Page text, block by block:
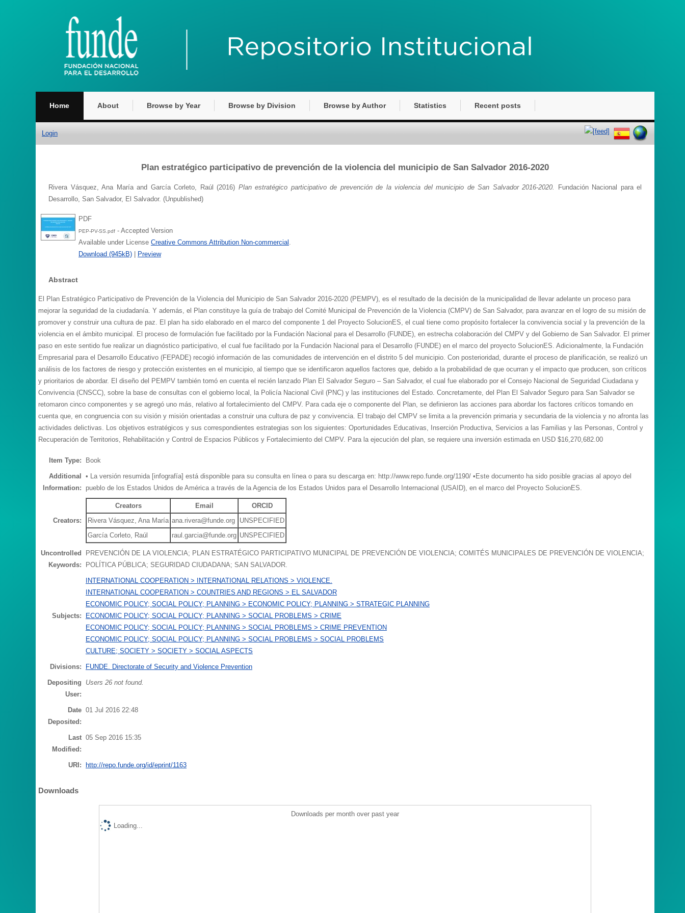
Home About Browse by Year Browse by Division Browse by Author Statistics Recent posts
Login
Plan estratégico participativo de prevención de la violencia del municipio de San Salvador 2016-2020
Rivera Vásquez, Ana Maríaand García Corleto, Raúl (2016) Plan estratégico participativo de prevención de la violencia del municipio de San Salvador 2016-2020.
Fundación Nacional para el
Desarrollo, San Salvador, El Salvador. (Unpublished)
PDF
PEP-PV-SS.pdf - Accepted Version
Available under License Creative Commons Attribution Non-commercial
Download (945kB) | Preview
Abstract
El Plan Estratégico Participativo de Prevención de la Violencia del Municipio de San Salvador 2016-2020 (PEMPV), es el resultado de la decisión de la municipalidad de llevar adelante un proceso para
mejorar la seguridad de la ciudadanía. Y además, el Plan constituye la guía de trabajo del Comité Municipal de Prevención de la Violencia (CMPV) de San Salvador, para avanzar en el logro de su misión de
promover y construir una cultura de paz. El plan ha sido elaborado en el marco del componente 1 del Proyecto SolucionES, el cual tiene como propósito fortalecer la convivencia social y la prevención de la
violencia en el ámbito municipal. El proceso de formulación fue facilitado por la Fundación Nacional para el Desarrollo (FUNDE), en estrecha colaboración del CMPV y del Gobierno de San Salvador. El primer
paso en este sentido fue realizar un diagnóstico participativo, el cual fue facilitado por la Fundación Nacional para el Desarrollo (FUNDE) en el marco del proyecto SolucionES. Adicionalmente, la Fundación
Empresarial para el Desarrollo Educativo (FEPADE) recogió información de las comunidades de intervención en el distrito 5 del municipio. Con posterioridad, durante el proceso de planificación, se realizó un
análisis de los factores de riesgo y protección existentes en el municipio, al tiempo que se identificaron aquellos factores que, debido a la probabilidad de que ocurran y el impacto que producen, son críticos
y prioritarios de abordar. El diseño del PEMPV también tomó en cuenta el recién lanzado Plan El Salvador Seguro – San Salvador, el cual fue elaborado por el Consejo Nacional de Seguridad Ciudadana y
Convivencia (CNSCC), sobre la base de consultas con el gobierno local, la Policía Nacional Civil (PNC) y las instituciones del Estado. Concretamente, del Plan El Salvador Seguro para San Salvador se
retomaron cinco componentes y se agregó uno más, relativo al fortalecimiento del CMPV. Para cada eje o componente del Plan, se definieron las acciones para abordar los factores críticos tomando en
cuenta que, en congruencia con su visión y misión orientadas a construir una cultura de paz y convivencia. El trabajo del CMPV se limita a la prevención primaria y secundaria de la violencia y no afronta las
actividades delictivas. Los objetivos estratégicos y sus correspondientes estrategias son los siguientes: Oportunidades Educativas, Inserción Productiva, Servicios a las Familias y las Personas, Control y
Recuperación de Territorios, Rehabilitación y Control de Espacios Públicos y Fortalecimiento del CMPV. Para la ejecución del plan, se requiere una inversión estimada en USD $16,270,682.00
Item Type: Book
Additional
Information:
• La versión resumida [infografía] está disponible para su consulta en línea o para su descarga en: http://www.repo.funde.org/1190/ •Este documento ha sido posible gracias al apoyo del
pueblo de los Estados Unidos de América a través de la Agencia de los Estados Unidos para el Desarrollo Internacional (USAID), en el marco del Proyecto SolucionES.
Creators:
Creators Email
ORCID
Rivera Vásquez, Ana María ana.rivera@funde.org
UNSPECIFIED
García Corleto, Raúl
raul.garcia@funde.org UNSPECIFIED
Uncontrolled
Keywords:
PREVENCIÓN DE LA VIOLENCIA; PLAN ESTRATÉGICO PARTICIPATIVO MUNICIPAL DE PREVENCIÓN DE VIOLENCIA; COMITÉS MUNICIPALES DE PREVENCIÓN DE VIOLENCIA;
POLÍTICA PÚBLICA; SEGURIDAD CIUDADANA; SAN SALVADOR.
Subjects:
INTERNATIONAL COOPERATION > INTERNATIONAL RELATIONS > VIOLENCE.
INTERNATIONAL COOPERATION > COUNTRIES AND REGIONS > EL SALVADOR
ECONOMIC POLICY; SOCIAL POLICY; PLANNING > ECONOMIC POLICY; PLANNING > STRATEGIC PLANNING
ECONOMIC POLICY; SOCIAL POLICY; PLANNING > SOCIAL PROBLEMS > CRIME
ECONOMIC POLICY; SOCIAL POLICY; PLANNING > SOCIAL PROBLEMS > CRIME PREVENTION
ECONOMIC POLICY; SOCIAL POLICY; PLANNING > SOCIAL PROBLEMS > SOCIAL PROBLEMS
CULTURE; SOCIETY > SOCIETY > SOCIAL ASPECTS
Divisions: FUNDE. Directorate of Security and Violence Prevention
Depositing
User:
Users 26 not found.
Date
Deposited:
01 Jul 2016 22:48
Last
Modified:
05 Sep 2016 15:35
URI: http://repo.funde.org/id/eprint/1163
Downloads
Downloads per month over past year
Loading...